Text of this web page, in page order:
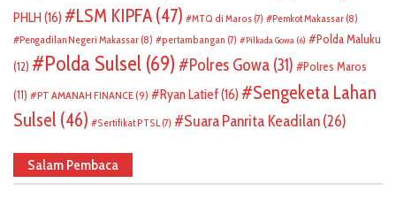
PHLH (16) LSM KIPFA (47) MTQ di Maros (7) Pemkot Makassar (8)
Pengadilan Negeri Makassar (8) pertambangan (7) Pilkada Gowa (6)
Polda Maluku
(12)
Polda Sulsel (69) Polres Gowa (31)
Polres Maros
(11)
PT AMANAH FINANCE(9) Ryan Latief(16)
Sengeketa Lahan
Sulsel (46) Sertifikat PTSL (7) Suara Panrita Keadilan(26)
Salam Pembaca